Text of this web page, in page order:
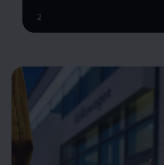
2
Enable fullscreen mode